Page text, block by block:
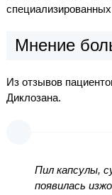
Мнение
Из отзывов
Диклозана.
Пил капсулы,
появилась